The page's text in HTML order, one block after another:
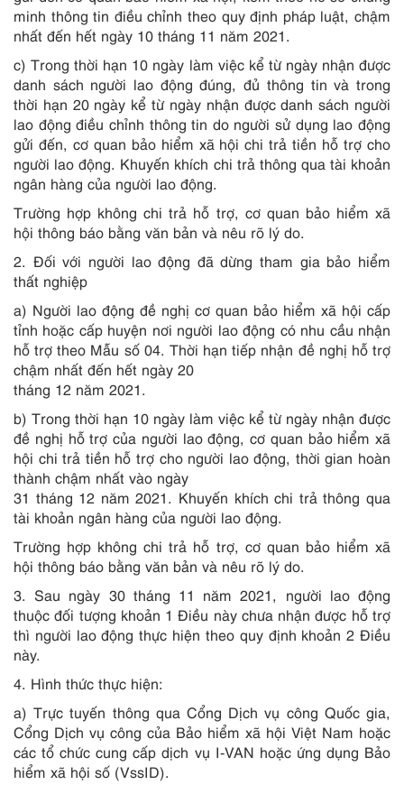
minh thông tin điều chỉnh theo quy định pháp luật, chậm
nhất đến hết ngày 10 tháng 11 năm 2021.
c) Trong thời hạn 10 ngày làm việc kể từ ngày nhận được
danh sách người lao động đúng, đủ thông tin và trong
thời hạn 20 ngày kể từ ngày nhận được danh sách người
lao động điều chỉnh thông tin do người sử dụng lao động
gửi đến, cơ quan bảo hiểm xã hội chi trả tiền hỗ trợ cho
người lao động. Khuyến khích chi trả thông qua tài khoản
ngân hàng của người lao động.
Trường hợp không chi trả hỗ trợ, cơ quan bảo hiểm xã
hội thông báo bằng văn bản và nêu rõ lý do.
2. Đối với người lao động đã dừng tham gia bảo hiểm
thất nghiệp
a) Người lao động đề nghị cơ quan bảo hiểm xã hội cấp
tỉnh hoặc cấp huyện nơi người lao động có nhu cầu nhận
hỗ trợ theo Mẫu số 04. Thời hạn tiếp nhận đề nghị hỗ trợ
chậm nhất đến hết ngày 20
tháng 12 năm 2021.
b) Trong thời hạn 10 ngày làm việc kể từ ngày nhận được
đề nghị hỗ trợ của người lao động, cơ quan bảo hiểm xã
hội chi trả tiền hỗ trợ cho người lao động, thời gian hoàn
thành chậm nhất vào ngày
31 tháng 12 năm 2021. Khuyến khích chi trả thông qua
tài khoản ngân hàng của người lao động.
Trường hợp không chi trả hỗ trợ, cơ quan bảo hiểm xã
hội thông báo bằng văn bản và nêu rõ lý do.
3. Sau ngày 30 tháng 11 năm 2021, người lao động
thuộc đối tượng khoản 1 Điều này chưa nhận được hỗ trợ
thì người lao động thực hiện theo quy định khoản 2 Điều
này.
4. Hình thức thực hiện:
a) Trực tuyến thông qua Cổng Dịch vụ công Quốc gia,
Cổng Dịch vụ công của Bảo hiểm xã hội Việt Nam hoặc
các tổ chức cung cấp dịch vụ I-VAN hoặc ứng dụng Bảo
hiểm xã hội số (VssID).